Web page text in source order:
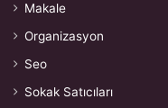
Makale
Organizasyon
Seo
Sokak Satıcıları